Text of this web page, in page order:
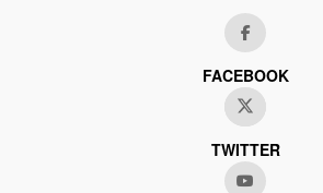
FACEBOOK
TWITTER